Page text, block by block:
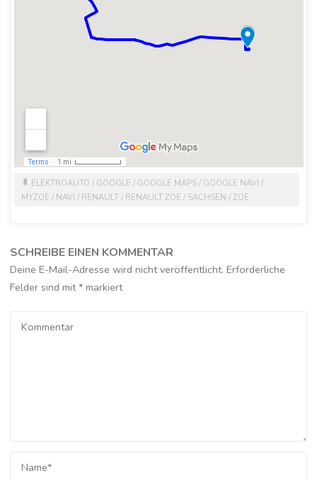
ELEKTROAUTO / GOOGLE / GOOGLE MAPS/ GOOGLE NAVI /
MYZOE / NAVI / RENAULT/ RENAULT ZOE / SACHSEN / ZOE
SCHREIBE EINEN KOMMENTAR
Deine E-Mail-Adresse wird nicht veröffentlicht. Erforderliche
Felder sind mit* markiert